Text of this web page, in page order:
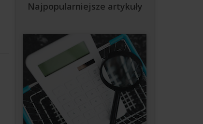
Najpopularniejsze artykuły